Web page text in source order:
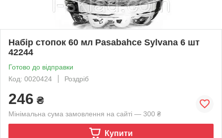
Набір стопок 60 мл Pasabahce Sylvana 6 шт
42244
Готово до відправки
Код: 0020424
Роздріб
246 ₴
Мінімальна сума замовлення на сайті — 300 ₴
Купити